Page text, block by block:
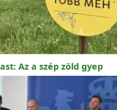
Az a szép zöld gyep